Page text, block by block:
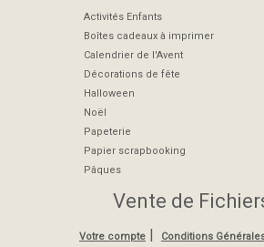
Activités Enfants
Boîtes cadeaux à imprimer
Calendrier de l'Avent
Décorations de fête
Halloween
Noël
Papeterie
Papier scrapbooking
Pâques
Vente de
Votre compte | Conditions